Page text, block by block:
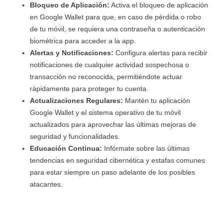
Bloqueo de Aplicación: Activa el bloqueo de aplicación
en Google Wallet para que, en caso de pérdida o robo
de tu móvil, se requiera una contraseña o autenticación
biométrica para acceder a la app.
Alertas y Notificaciones: Configura alertas para recibir
notificaciones de cualquier actividad sospechosa o
transacción no reconocida, permitiéndote actuar
rápidamente para proteger tu cuenta.
Actualizaciones Regulares: Mantén tu aplicación
Google Wallet y el sistema operativo de tu móvil
actualizados para aprovechar las últimas mejoras de
seguridad y funcionalidades.
Educación Continua: Infórmate sobre las últimas
tendencias en seguridad cibernética y estafas comunes
para estar siempre un paso adelante de los posibles
atacantes.